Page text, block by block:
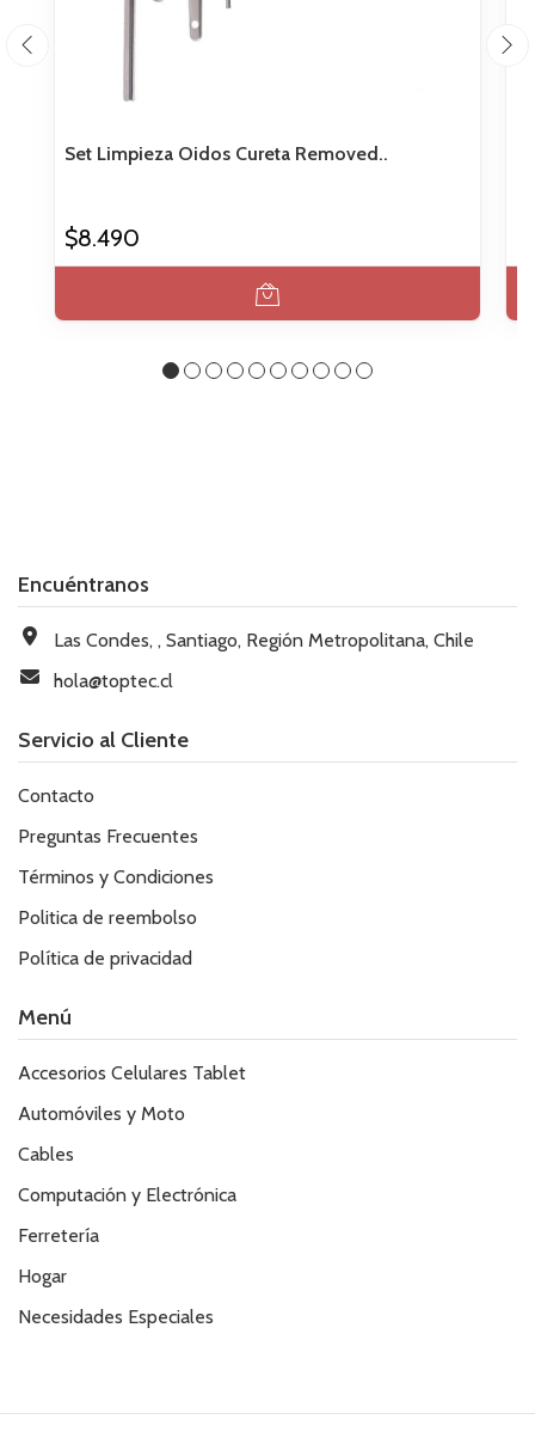
Set Limpieza Oidos Cureta Removed..
$8.490
Encuéntranos
Las Condes, , Santiago, Región Metropolitana, Chile
hola@toptec.cl
Servicio al Cliente
Contacto
Preguntas Frecuentes
Términos y Condiciones
Politica de reembolso
Política de privacidad
Menú
Accesorios Celulares Tablet
Automóviles y Moto
Cables
Computación y Electrónica
Ferretería
Hogar
Necesidades Especiales